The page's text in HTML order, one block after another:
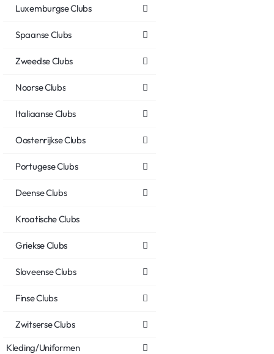
Luxemburgse Clubs
Spaanse Clubs
Zweedse Clubs
Noorse Clubs
Italiaanse Clubs
Oostenrijkse Clubs
Portugese Clubs
Deense Clubs
Kroatische Clubs
Griekse Clubs
Sloveense Clubs
Finse Clubs
Zwitserse Clubs
Kleding/Uniformen